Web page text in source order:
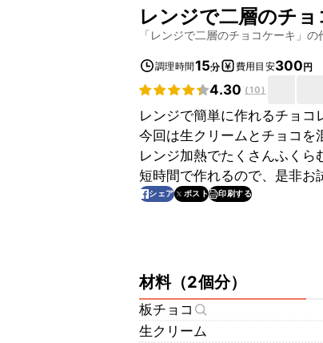
レンジで二層のチョ
「レンジで二層のチョコケーキ 」
調理時間15分 費用目安300円
4.30 (10)
レンジで簡単に作れるチョコ
今回は生クリームとチョコを
レンジ加熱でたくさんふくら
短時間で作れるので、是非お
シェア ポスト 印刷する
材料（2個分）
板チョコ
生クリーム